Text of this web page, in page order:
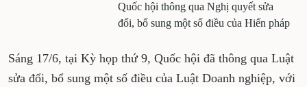
Quốc hội thông qua Nghị quyết sửa
đổi, bổ sung một số điều của Hiến pháp
Sáng 17/6, tại Kỳ họp thứ 9, Quốc hội đã thông qua Luật
sửa đổi, bổ sung một số điều của Luật Doanh nghiệp, với